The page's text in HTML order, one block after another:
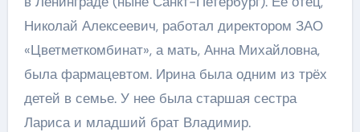
Николай Алексеевич, работал директором ЗАО
«Цветметкомбинат», а мать, Анна Михайловна,
была фармацевтом. Ирина была одним из трёх
детей в семье. У нее была старшая сестра
Лариса и младший брат Владимир.